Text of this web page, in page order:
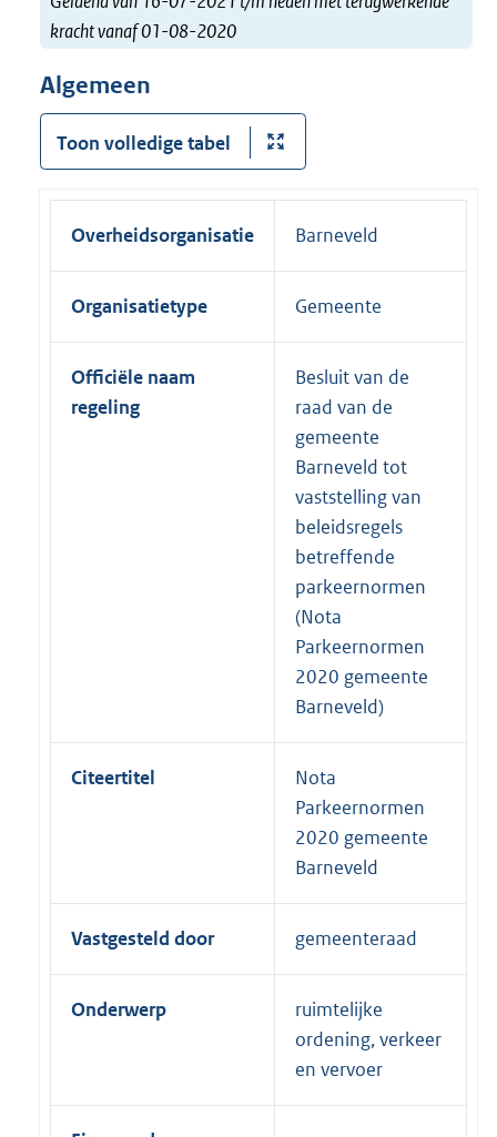
kracht vanaf 01-08-2020
Algemeen
Toon volledige tabel
Overheidsorganisatie Barneveld
Organisatietype Gemeente
Officiële naam
regeling
Besluit van de
raad van de
gemeente
Barneveld tot
vaststelling van
beleidsregels
betreffende
parkeernormen
(Nota
Parkeernormen
2020 gemeente
Barneveld)
Citeertitel
Nota
Parkeernormen
2020 gemeente
Barneveld
Vastgesteld door gemeenteraad
Onderwerp
ruimtelijke
ordening, verkeer
en vervoer